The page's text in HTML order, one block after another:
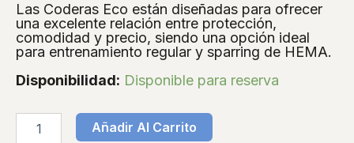
Las Coderas Eco están diseñadas para ofrecer
una excelente relación entre protección,
comodidad y precio, siendo una opción ideal
para entrenamiento regular y sparring de HEMA.
Disponibilidad: Disponible para reserva
Añadir Al Carrito